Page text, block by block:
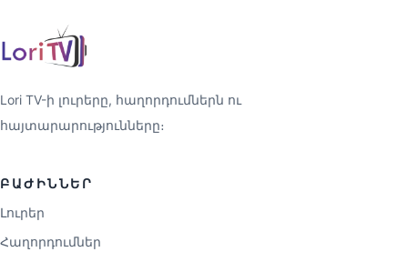
Lori TV-ի լուրերը, հաղորդումներն ու
հայտարարությունները։
ԲԱԺԻՆՆԵՐ
Լուրեր
Հաղորդումներ